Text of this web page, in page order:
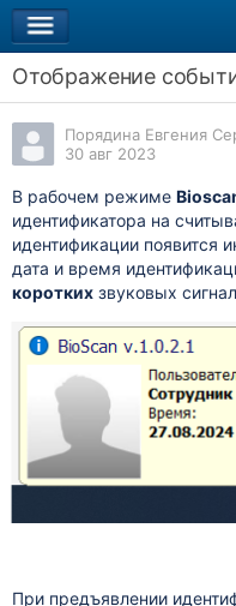
Отображение
Порядина Евгения
30 авг 2023
В рабочем режиме
идентификатора на
идентификации появится
дата и время
короткихзвуковых
При предъявлении